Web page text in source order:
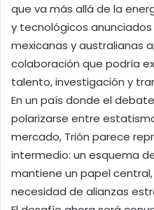
que va más allá de la
y tecnológicos
mexicanas y australianas
colaboración que podría
talento, investigación y
En un país donde el
polarizarse entre
mercado, Trión parece
intermedio: un esquema
mantiene un papel
necesidad de alianzas